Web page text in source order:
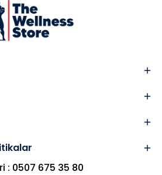
: 0507 675 35 80